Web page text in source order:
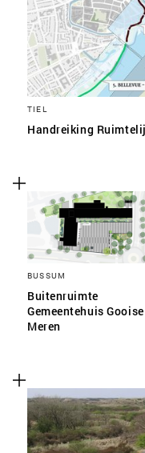
TIEL
Handreiking
BUSSUM
Buitenruimte
Gemeentehuis Gooise
Meren